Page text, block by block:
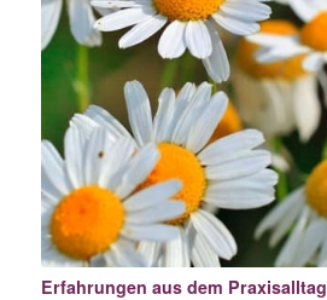
Erfahrungen aus dem Praxisalltag